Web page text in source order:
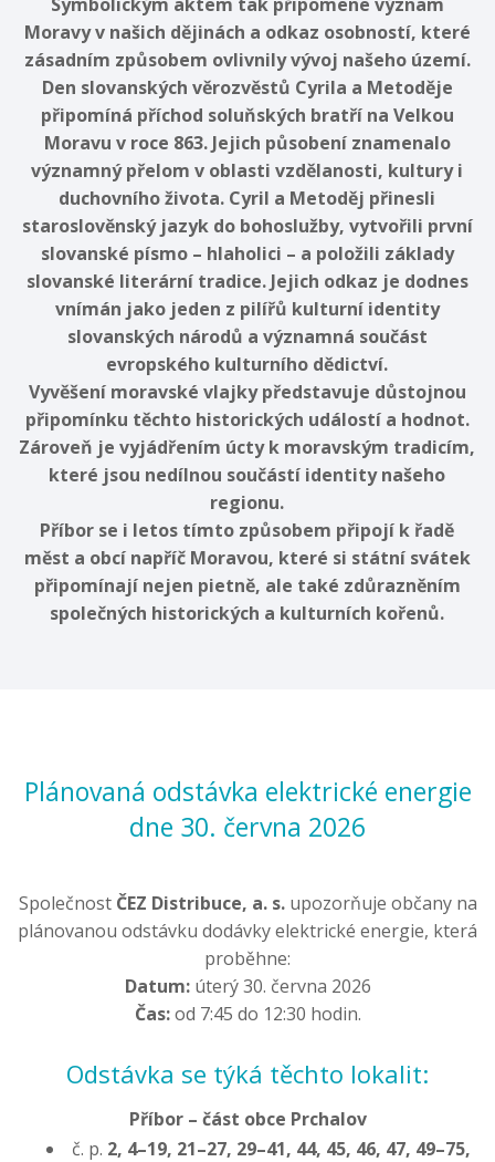
Moravy v našich dějinách a odkaz osobností, které
zásadním způsobem ovlivnily vývoj našeho území.
Den slovanských věrozvěstů Cyrila a Metoděje
připomíná příchod soluňských bratří na Velkou
Moravu v roce 863. Jejich působení znamenalo
významný přelom v oblasti vzdělanosti, kultury i
duchovního života. Cyril a Metoděj přinesli
staroslověnský jazyk do bohoslužby, vytvořili první
slovanské písmo – hlaholici – a položili základy
slovanské literární tradice. Jejich odkaz je dodnes
vnímán jako jeden z pilířů kulturní identity
slovanských národů a významná součást
evropského kulturního dědictví.
Vyvěšení moravské vlajky představuje důstojnou
připomínku těchto historických událostí a hodnot.
Zároveň je vyjádřením úcty k moravským tradicím,
které jsou nedílnou součástí identity našeho
regionu.
Příbor se i letos tímto způsobem připojí k řadě
měst a obcí napříč Moravou, které si státní svátek
připomínají nejen pietně, ale také zdůrazněním
společných historických a kulturních kořenů.
Plánovaná odstávka elektrické energie
dne 30. června 2026
Společnost ČEZ Distribuce, a. s.upozorňuje občany na
plánovanou odstávku dodávky elektrické energie, která
proběhne:
Datum:úterý 30. června 2026
Čas:od 7:45 do 12:30 hodin.
Odstávka se týká těchto lokalit:
Příbor – část obce Prchalov
č. p. 2, 4–19, 21–27, 29–41, 44, 45, 46, 47, 49–75,